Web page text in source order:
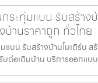
กระทุ่มแบน รับสร้าง
บ้านราคาถูก ทั่วไทย
แบน รับสร้างบ้านโมเดิร์น ส
บต่อเติมบ้าน บริการออกแบ